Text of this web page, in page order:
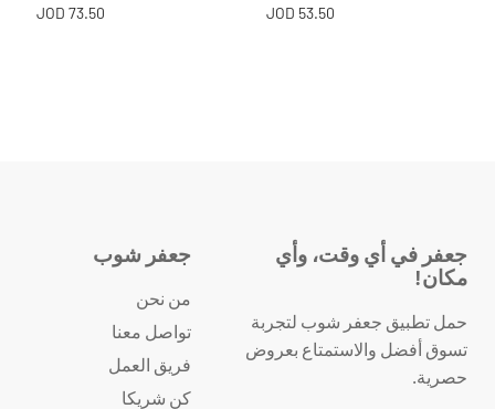
53.50 JOD
73.50 JOD
جعفر في أي وقت، وأي
مكان!
حمل تطبيق جعفر شوب لتجربة
تسوق أفضل والاستمتاع بعروض
حصرية.
جعفر شوب
من نحن
تواصل معنا
فريق العمل
كن شريكا